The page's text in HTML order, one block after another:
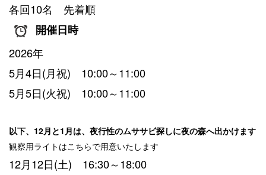
各回10名 先着順
開催日時
2026年
5月4日(月祝) 10:00～11:00
5月5日(火祝) 10:00～11:00
以下、12月と1月は、夜行性のムササビ探しに夜の森へ出かけます
観察用ライトはこちらで用意いたします
12月12日(土) 16:30～18:00